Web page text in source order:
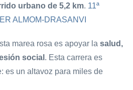
urbano de 5,2 km. 11ª
ALMOM-DRASANVI
marea rosa es apoyar la salud,
social . Esta carrera es
es un altavoz para miles de